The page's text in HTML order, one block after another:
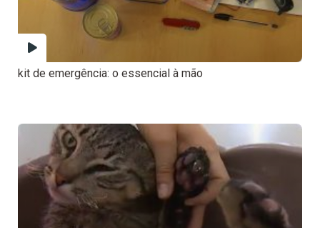
kit de emergência: o essencial à mão